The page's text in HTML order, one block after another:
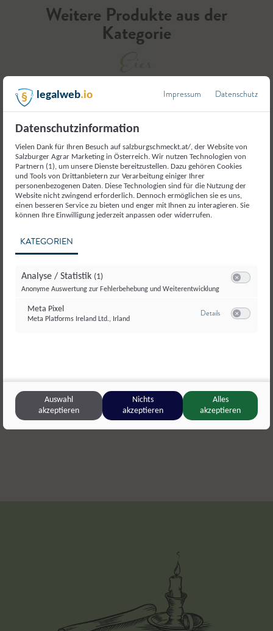
Weitere Produkte aus der
Kategorie
Eier
Krapfbauer,Hintersee
Eier
Eier
Jagglhof,
Eier
legalweb.io Impressum Datenschutz
Datenschutzinformation
Vielen Dank für Ihren Besuch auf salzburgschmeckt.at/, der Website von
Salzburger Agrar Marketing in Österreich. Wir nutzen Technologien von
Partnern (1), um unsere Dienste bereitzustellen. Dazu gehören Cookies
und Tools von Drittanbietern zur Verarbeitung einiger Ihrer
personenbezogenen Daten. Diese Technologien sind für die Nutzung der
Website nicht zwingend erforderlich. Dennoch ermöglichen sie es uns,
einen besseren Service zu bieten und enger mit Ihnen zu interagieren. Sie
können Ihre Einwilligung jederzeit anpassen oder widerrufen.
KATEGORIEN
Analyse / Statistik (1)
Anonyme Auswertung zur Fehlerbehebung und Weiterentwicklung
Meta Pixel
Meta Platforms Ireland Ltd., Irland
Detailszu Meta Pixel
Auswahl
akzeptieren
Nichts
akzeptieren
Alles
akzeptieren